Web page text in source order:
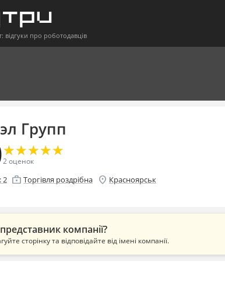
відгуки про роботодавців
Групп
★
★★
★★
★★
★★
★
2оценок
2 enterprise Торгівля роздрібна location_on Красноярськ
компанії?
сторінку та відповідайте від імені компанії.